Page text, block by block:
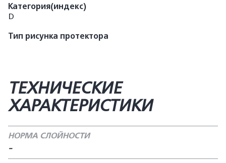
Категория(индекс)
D
Тип рисунка протектора
ТЕХНИЧЕСКИЕ
ХАРАКТЕРИСТИКИ
НОРМА СЛОЙНОСТИ
-